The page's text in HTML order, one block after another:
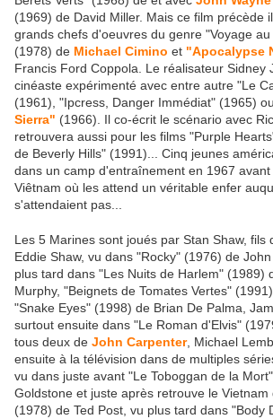
(1969) de David Miller. Mais ce film précède
grands chefs d'oeuvres du genre "Voyage
(1978) de Michael Cimino et "Apocalypse
Francis Ford Coppola. Le réalisateur Sidney
cinéaste expérimenté avec entre autre "Le
(1961), "Ipcress, Danger Immédiat" (1965) ou
Sierra" (1966). Il co-écrit le scénario avec
retrouvera aussi pour les films "Purple
de Beverly Hills" (1991)... Cinq jeunes
dans un camp d'entraînement en 1967
Viêtnam où les attend un véritable enfer
s'attendaient pas...
Les 5 Marines sont joués par Stan Shaw, fils
Eddie Shaw, vu dans "Rocky" (1976) de
plus tard dans "Les Nuits de Harlem" (1989)
Murphy, "Beignets de Tomates Vertes"
"Snake Eyes" (1998) de Brian De Palma,
surtout ensuite dans "Le Roman d'Elvis"
tous deux de John Carpenter, Michael
ensuite à la télévision dans de multiples
vu dans juste avant "Le Toboggan de la
Goldstone et juste après retrouve le
(1978) de Ted Post, vu plus tard dans "Body